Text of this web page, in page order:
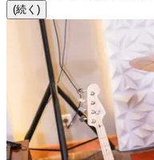
(続く)